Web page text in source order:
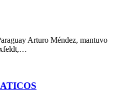
Arturo Méndez, mantuvo